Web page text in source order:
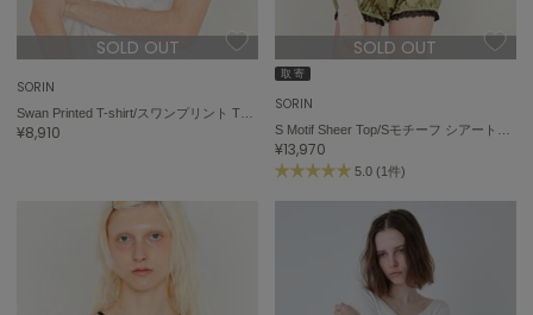
SOLD OUT
SORIN
¥8,910
SOLD OUT
取 寄
SORIN
¥13,970
5.0 (1件)